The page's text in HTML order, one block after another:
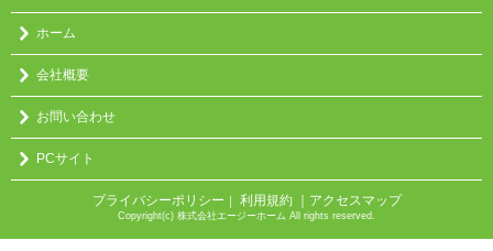
ホーム
会社概要
お問い合わせ
PCサイト
プライバシーポリシー ｜ 利用規約 ｜アクセスマップ
Copyright(c) 株式会社エージーホーム All rights reserved.